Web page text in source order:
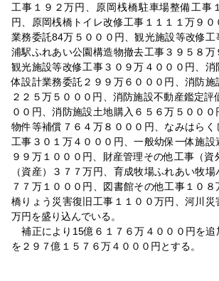
工事１９２万円、原岡桟橋駐車場整備工事
円、原岡桟橋トイレ改修工事１１１１万９０
業務委託84万５０００円、観光施設等改修
浦駅ふれあい公園構造物撤去工事３９５８万
観光施設等改修工事３０９万４０００円、
体設計業務委託２９９万６０００円、消防
２２５万５０００円、消防施設不動産鑑定評
００円、消防施設土地購入６５６万５０００
物件等補償７６４万８０００円、なみはらく
工事３０１万４０００円、一般幼保一体施設
９９万１０００円、財産管理その他工事（
（資産）３７７万円、育成牧場ふれあい牧
７７万１０００円、図書館その他工事１０
橋りょう災害復旧工事１１００万円、河川災
万円を盛り込んでいる。
補正により15億６１７６万４０００円を追
を２９７億１５７６万４０００円とする。